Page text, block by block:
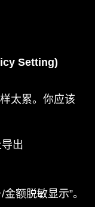
Setting)
太累。你应该
导出
额脱敏显示”。